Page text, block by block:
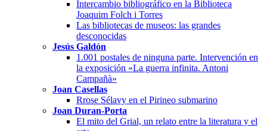
Intercambio bibliográfico en la Biblioteca
Joaquim Folch i Torres
Las bibliotecas de museos: las grandes
desconocidas
Jesús Galdón
1.001 postales de ninguna parte. Intervención en
la exposición «La guerra infinita. Antoni
Campañà»
Joan Casellas
Rrose Sélavy en el Pirineo submarino
Joan Duran-Porta
El mito del Grial, un relato entre la literatura y el